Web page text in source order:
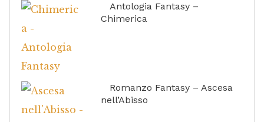
Antologia Fantasy –
Chimerica
Romanzo Fantasy – Ascesa
nell’Abisso